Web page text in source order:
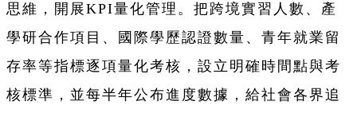
思維，開展KPI量化管理。把跨境實習人數、產
學研合作項目、國際學歷認證數量、青年就業留
存率等指標逐項量化考核，設立明確時間點與考
核標準，並每半年公布進度數據，給社會各界追